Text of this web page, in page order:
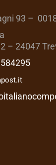
93 –
– 24047